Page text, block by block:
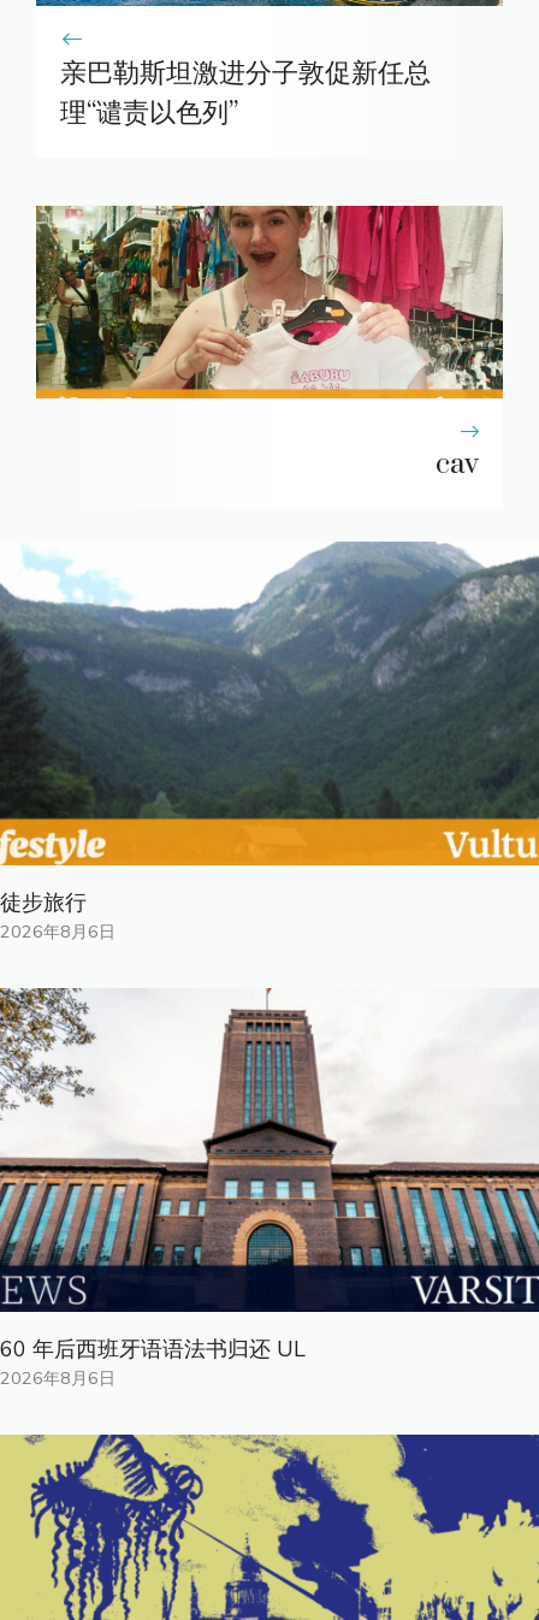
亲巴勒斯坦激进分子敦促新任总
理“谴责以色列”
cav
徒步旅行
2026年8月6日
60 年后西班牙语语法书归还 UL
2026年8月6日